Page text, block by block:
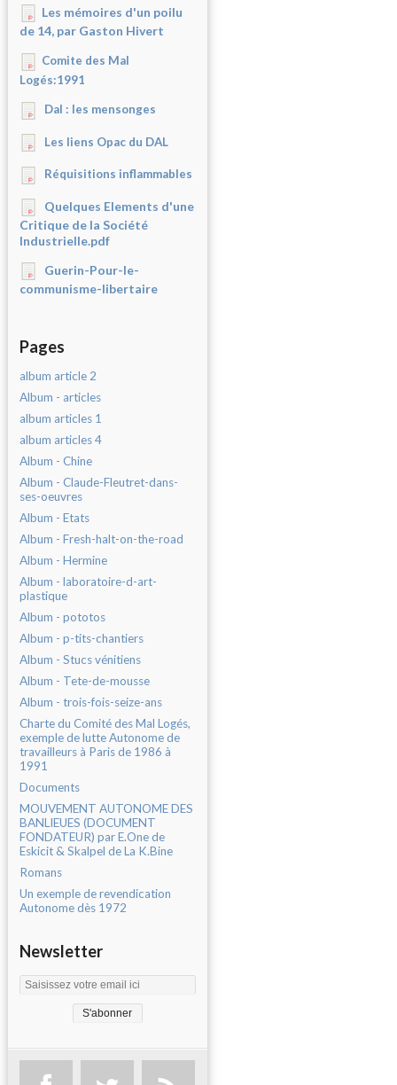
Les mémoires d'un poilu
de 14, par Gaston Hivert
Comite des Mal
Logés:1991
Dal : les mensonges
Les liens Opac du DAL
Réquisitions inflammables
Quelques Elements d'une
Critique de la Société
Industrielle.pdf
Guerin-Pour-le-
communisme-libertaire
Pages
album article 2
Album - articles
album articles 1
album articles 4
Album - Chine
Album - Claude-Fleutret-dans-
ses-oeuvres
Album - Etats
Album - Fresh-halt-on-the-road
Album - Hermine
Album - laboratoire-d-art-
plastique
Album - pototos
Album - p-tits-chantiers
Album - Stucs vénitiens
Album - Tete-de-mousse
Album - trois-fois-seize-ans
Charte du Comité des Mal Logés,
exemple de lutte Autonome de
travailleurs à Paris de 1986 à
1991
Documents
MOUVEMENT AUTONOME DES
BANLIEUES (DOCUMENT
FONDATEUR) par E.One de
Eskicit & Skalpel de La K.Bine
Romans
Un exemple de revendication
Autonome dès 1972
Newsletter